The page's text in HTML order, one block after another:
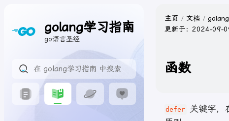
golang学习指南
go语言圣经
主页 文档
更新于： 2024-09-
函数
defer
关键字，